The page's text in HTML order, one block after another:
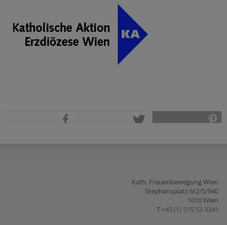
Kath. Frauenbewegung Wien
Stephansplatz 6/2/5/540
1010 Wien
T +43 (1) 515 52-3345